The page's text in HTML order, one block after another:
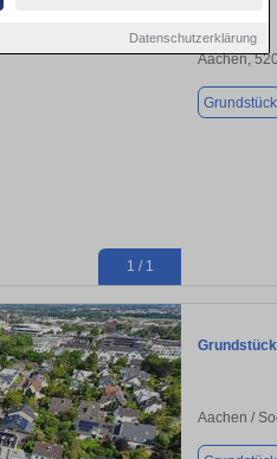
Datenschutzerklärung
1 / 1
Aachen,
Grundstück
Aachen /